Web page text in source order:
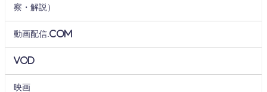
察・解説）
動画配信.com
VOD
映画